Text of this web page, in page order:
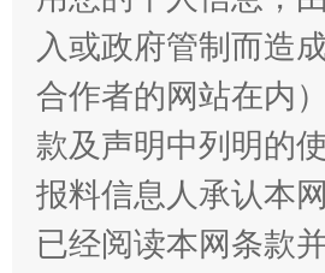
揭批美国五大"原罪"
入或政府管制而造
合作者的网站在内）
款及声明中列明的
报料信息人承认本
已经阅读本网条款